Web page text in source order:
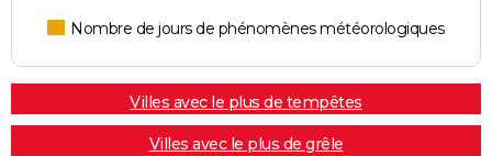
Nombre de jours de phénomènes météorologiques
Villes avec le plus de tempêtes
Villes avec le plus de grêle